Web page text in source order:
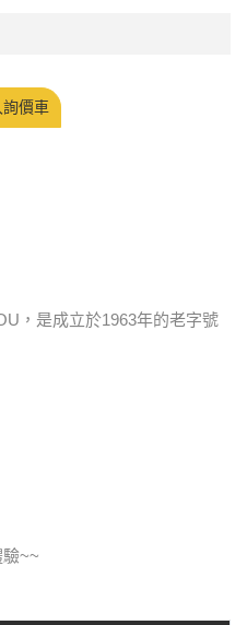
價車
，是成立於1963年的老字號
~~